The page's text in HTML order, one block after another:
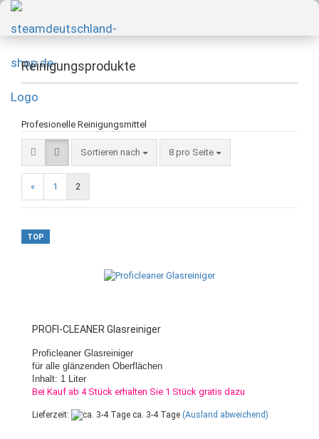
Reinigungsprodukte
Profesionelle Reinigungsmittel
Sortieren nach 8 pro Seite
« 1 2
TOP
PROFI-CLEANER Glasreiniger
Proficleaner Glasreiniger
für alle glänzenden Oberflächen
Inhalt: 1 Liter
Bei Kauf ab 4 Stück erhalten Sie 1 Stück gratis dazu
Lieferzeit: ca. 3-4 Tage (Ausland abweichend)